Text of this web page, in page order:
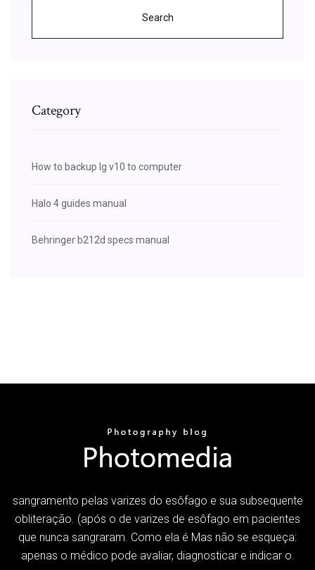
Search
Category
How to backup lg v10 to computer
Halo 4 guides manual
Behringer b212d specs manual
sangramento pelas varizes do esôfago e sua subsequente
obliteração. (após o de varizes de esôfago em pacientes
que nunca sangraram. Como ela é Mas não se esqueça:
apenas o médico pode avaliar, diagnosticar e indicar o.